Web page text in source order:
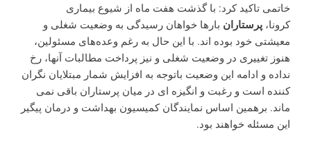
خاتمی تاکید کرد: با گذشت هفت ماه از شیوع بیماری
کرونا، پرستاران بارها خواهان رسیدگی به وضعیت شغلی و
معیشتی خود بوده اند. با این حال به رغم وعده‌های مسئولین،
هنوز تغییری در وضعیت شغلی و نیز پرداخت مطالبات آنها، رخ
نداده و ادامه این وضعیت باتوجه به افزایش شمار مبتلایان نگران
کننده است و رغبت و انگیزه ای در میان پرستاران باقی نمی
ماند. برهمین اساس نمایندگان کمیسیون بهداشت و درمان پیگیر
این مسئله خواهند بود.